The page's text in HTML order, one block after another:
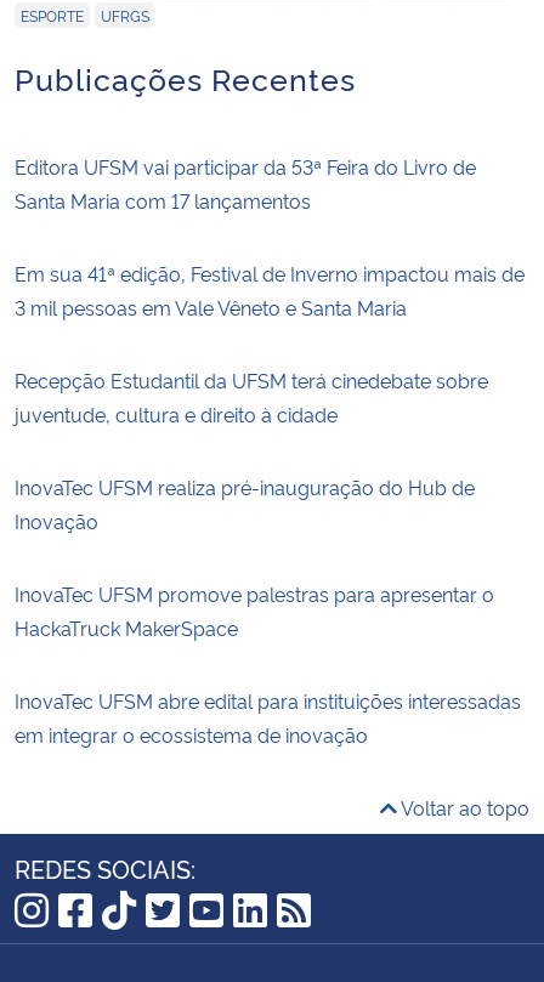
ESPORTE UFRGS
Publicações Recentes
Editora UFSM vai participar da 53ª Feira do Livro de
Santa Maria com 17 lançamentos
Em sua 41ª edição, Festival de Inverno impactou mais de
3 mil pessoas em Vale Vêneto e Santa Maria
Recepção Estudantil da UFSM terá cinedebate sobre
juventude, cultura e direito à cidade
InovaTec UFSM realiza pré-inauguração do Hub de
Inovação
InovaTec UFSM promove palestras para apresentar o
HackaTruck MakerSpace
InovaTec UFSM abre edital para instituições interessadas
em integrar o ecossistema de inovação
Voltar ao topo
REDES SOCIAIS:
Instagram
Facebook
TikTok
Twitter
YouTube
LinkedIn
RSS